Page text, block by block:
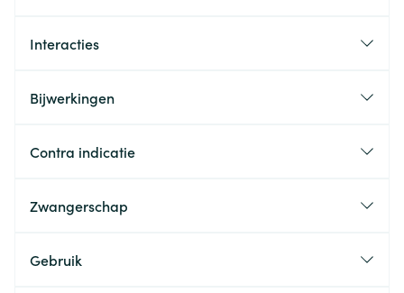
Interacties
Bijwerkingen
Contra indicatie
Zwangerschap
Gebruik